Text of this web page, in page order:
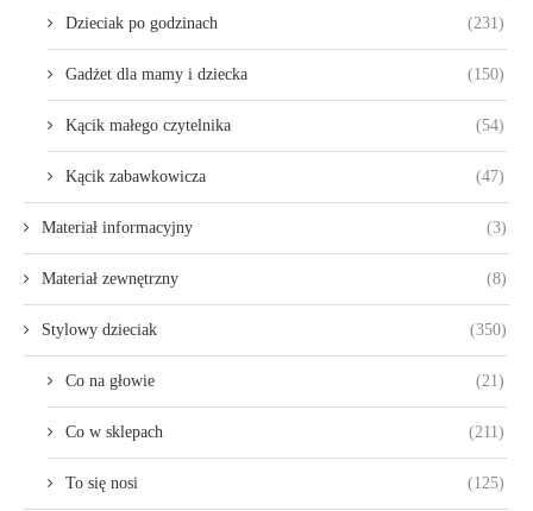
Dzieciak po godzinach (231)
Gadżet dla mamy i dziecka (150)
Kącik małego czytelnika (54)
Kącik zabawkowicza (47)
Materiał informacyjny (3)
Materiał zewnętrzny (8)
Stylowy dzieciak (350)
Co na głowie (21)
Co w sklepach (211)
To się nosi (125)